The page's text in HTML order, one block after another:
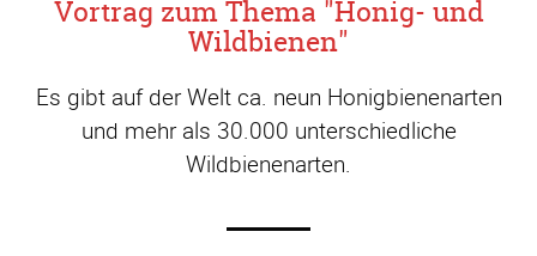
Vortrag zum Thema "Honig- und
Wildbienen"
Es gibt auf der Welt ca. neun Honigbienenarten
und mehr als 30.000 unterschiedliche
Wildbienenarten.